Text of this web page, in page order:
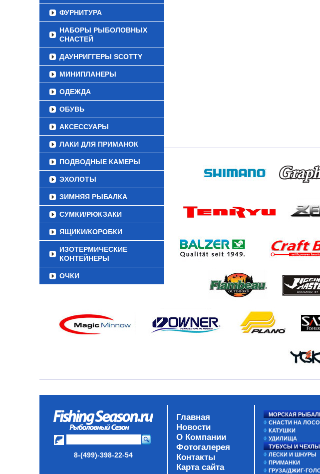
ФУРНИТУРА
НАБОРЫ РЫБОЛОВНЫХ
СНАСТЕЙ
ДАУНРИГГЕРЫ SCOTTY
МИНИПЛАНЕРЫ
ОДЕЖДА
ОБУВЬ
АКСЕССУАРЫ
ЛАКИ ДЛЯ ПРИМАНОК
ПОДВОДНЫЕ КАМЕРЫ
ЭХОЛОТЫ
ЗИМНЯЯ РЫБАЛКА
СУМКИ/РЮКЗАКИ
ЯЩИКИ/КОРОБКИ
ИЗОТЕРМИЧЕСКИЕ
КОНТЕЙНЕРЫ
ОЧКИ
8-(499)-398-22-54
Главная
Новости
О Компании
Фотогалерея
Контакты
Карта сайта
МОРСКАЯ
СНАСТИ НА
КАТУШКИ
УДИЛИЩА
ТУБУСЫ И ЧЕХЛЫ
ЛЕСКИ И ШНУРЫ
ПРИМАНКИ
ГРУЗА/ДЖИГ-